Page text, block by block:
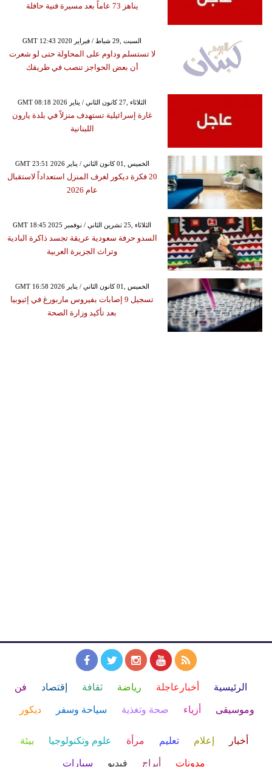
يناهز 73 عاماً بعد مسيرة فنية حافلة
GMT 12:43 2020 السبت ,29 شباط / فبراير
لا تستسلم وداوم على المحاولة حتى لو شعرت
أن بعض الحواجز تنصب في طريقك
GMT 08:18 2026 الثلاثاء ,27 كانون الثاني / يناير
غارة إسرائيلية تستهدف منزلاً في بلدة يارون
اللبنانية
GMT 23:51 2026 الخميس ,01 كانون الثاني / يناير
20 فكرة ديكور لغرف المنزل استعداداً لاستقبال
عام 2026
GMT 18:45 2025 الثلاثاء ,25 تشرين الثاني / نوفمبر
السدو حرفة سعودية عريقة تجسد ذاكرة البادية
وتراث الجزيرة العربية
GMT 16:58 2026 الخميس ,01 كانون الثاني / يناير
تسجيل 9 إصابات بفيروس ماربورغ في إثيوبيا
بعد تأكيد وزارة الصحة
الرئيسية أخبارعاجلة رياضة ثقافة إقتصاد فن
وموسيقى أزياء صحة وتغذية سياحة وسفر ديكور
أخبار إعلام تعليم مرأة علوم وتكنولوجيا بيئة
مدونات أبراج فيديو سيارات